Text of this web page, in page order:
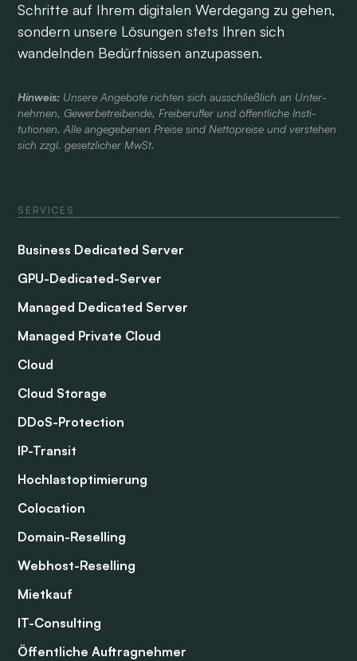
Schritte auf Ihrem digitalen Werdegang zu gehen,
sondern unsere Lösungen stets Ihren sich
wandelnden Bedürfnissen anzupassen.
Hinweis: Unsere Angebote richten sich aus­schließlich an Unter­
nehmen, Gewerbe­treibende, Frei­berufler und öffent­liche Insti­
tutionen. Alle ange­gebenen Preise sind Netto­preise und verstehen
sich zzgl. gesetzlicher MwSt.
SERVICES
Business Dedicated Server
GPU-Dedicated-Server
Managed Dedicated Server
Managed Private Cloud
Cloud
Cloud Storage
DDoS-Protection
IP-Transit
Hochlastoptimierung
Colocation
Domain-Reselling
Webhost-Reselling
Mietkauf
IT-Consulting
Öffentliche Auftragnehmer